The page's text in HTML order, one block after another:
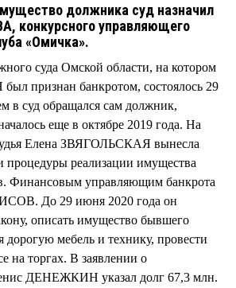
должника суд назначил
конкурсного управляющего
«Омичка».
суда Омской области, на котором
признан банкротом, состоялось 29
в суд обращался сам должник,
еще в октябре 2019 года. На
Елена ЗВЯГОЛЬСКАЯ вынесла
процедуры реализации имущества
Финансовым управляющим банкрота
До 29 июня 2020 года он
описать имущество бывшего
дорогую мебель и технику, провести
на торгах. В заявлении о
ДЕНЕЖКИН указал долг 67,3 млн.